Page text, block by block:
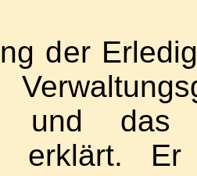
der
und das
erklärt.